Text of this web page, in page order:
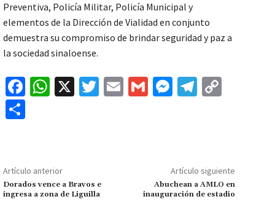
Preventiva, Policía Militar, Policía Municipal y
elementos de la Dirección de Vialidad en conjunto
demuestra su compromiso de brindar seguridad y paz a
la sociedad sinaloense.
Fa
o
k
W
p
p
X
T
E
G
M
ge
r
Te
m Li
n
k
p
ar
Artículo anterior
Dorados vence a Bravos e
ingresa a zona de Liguilla
Artículo siguiente
Abuchean a AMLO en
inauguración de estadio